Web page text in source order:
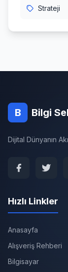
Strateji
B Bilgi
Dijital Dünyanın
Hızlı Linkler
Anasayfa
Alışveriş Rehberi
Bilgisayar